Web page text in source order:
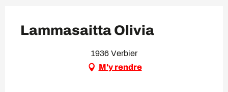
Lammasaitta Olivia
1936 Verbier
M'y rendre